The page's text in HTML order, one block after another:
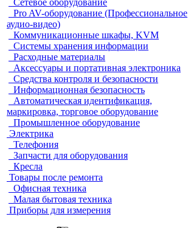
Сетевое оборудование
Pro AV-оборудование (Профессиональное
аудио-видео)
Коммуникационные шкафы, KVM
Системы хранения информации
Расходные материалы
Аксессуары и портативная электроника
Средства контроля и безопасности
Информационная безопасность
Автоматическая идентификация,
маркировка, торговое оборудование
Промышленное оборудование
Электрика
Телефония
Запчасти для оборудования
Кресла
Товары после ремонта
Офисная техника
Малая бытовая техника
Приборы для измерения